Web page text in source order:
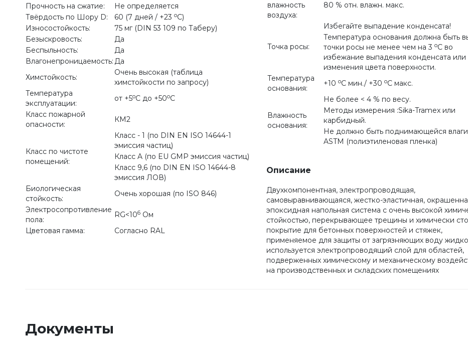
Прочность на сжатие:
Не определяется
Твёрдость по Шору D:
60 (7 дней / +23 oС)
Износостойкость:
75 мг (DIN 53 109 по Таберу)
Безыскровость:
Да
Беспыльность:
Да
Влагонепроницаемость: Да
Химстойкость:
Очень высокая (таблица
химстойкости по запросу)
Температура
эксплуатации:
от +5oС до +50oС
Класс пожарной
опасности:
КМ2
Класс по чистоте
помещений:
Класс - 1 (по DIN EN ISO 14644-1
эмиссия частиц)
Класс A (по EU GMP эмиссия частиц)
Класс 9,6 (по DIN EN ISO 14644-8
эмиссия ЛОВ)
Биологическая
стойкость:
Очень хорошая (по ISO 846)
Электросопротивление
пола:
RG<106 Ом
Цветовая гамма:
Согласно RAL
влажность
воздуха:
80 % отн. влажн. макс.
Точка росы:
Избегайте выпадение конденсата!
Температура основания должна быть
точки росы не менее чем на 3 oС во
избежание выпадения конденсата или
изменения цвета поверхности.
Температура
основания:
+10 oС мин./ +30 oС макс.
Влажность
основания:
Не более < 4 % по весу.
Методы измерения :Sika-Tramex или
карбидный.
Не должно быть поднимающейся
ASTM (полиэтиленовая пленка)
Описание
Двухкомпонентная, электропроводящая,
самовыравнивающаяся, жестко-эластичная,
эпоксидная напольная система с очень высокой
стойкостью, перекрывающее трещины и химически
покрытие для бетонных поверхностей и стяжек,
применяемое для защиты от загрязняющих воду
используется электропроводящий слой для областей,
подверженных химическому и механическому
на производственных и складских помещениях
Документы